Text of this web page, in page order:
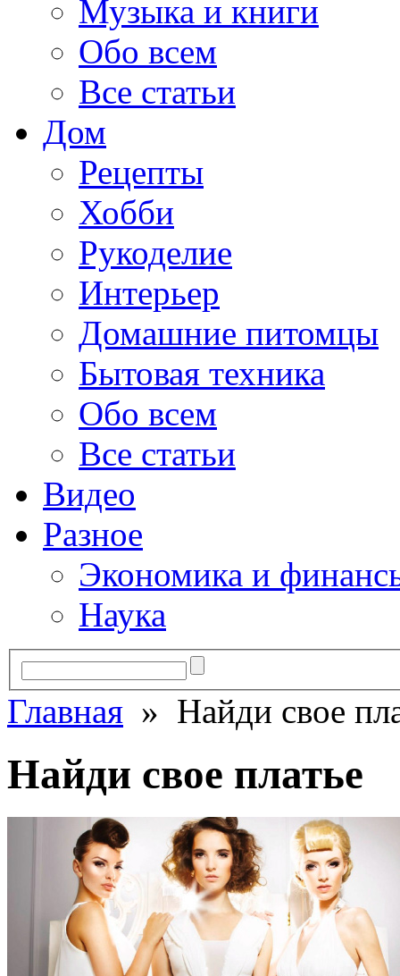
Музыка и книги
Обо всем
Все статьи
Дом
Рецепты
Хобби
Рукоделие
Интерьер
Домашние питомцы
Бытовая техника
Обо всем
Все статьи
Видео
Разное
Экономика и
Наука
Главная » Найди свое
Найди свое платье